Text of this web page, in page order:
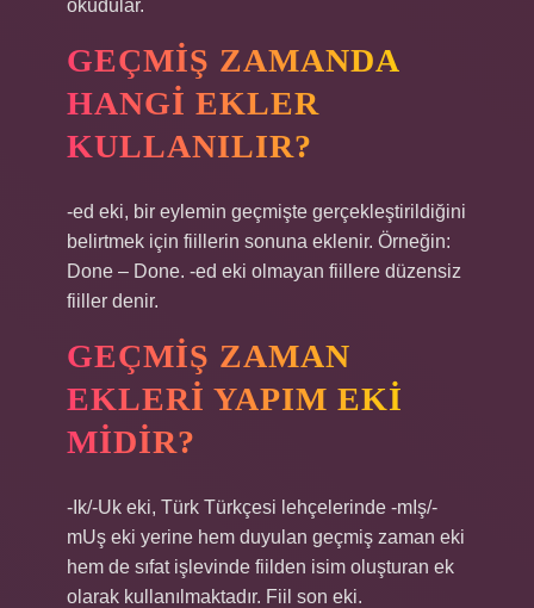
okudular.
GEÇMIŞ ZAMANDA
HANGI EKLER
KULLANILIR?
-ed eki, bir eylemin geçmişte gerçekleştirildiğini
belirtmek için fiillerin sonuna eklenir. Örneğin:
Done – Done. -ed eki olmayan fiillere düzensiz
fiiller denir.
GEÇMIŞ ZAMAN
EKLERI YAPIM EKI
MIDIR?
-Ik/-Uk eki, Türk Türkçesi lehçelerinde -mIş/-
mUş eki yerine hem duyulan geçmiş zaman eki
hem de sıfat işlevinde fiilden isim oluşturan ek
olarak kullanılmaktadır. Fiil son eki.